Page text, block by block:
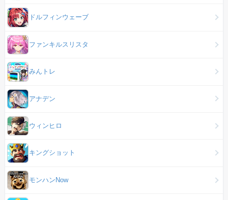
ドルフィンウェーブ
ファンキルスリスタ
みんトレ
アナデン
ウィンヒロ
キングショット
モンハンNow